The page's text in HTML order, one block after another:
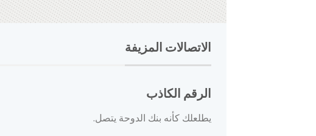
الاتصالات المزيفة
الرقم الكاذب
يطلعلك كأنه بنك الدوحة يتصل.